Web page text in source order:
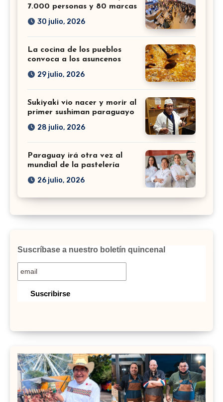
7.000 personas y 80 marcas
30 julio, 2026
La cocina de los pueblos
convoca a los asuncenos
29 julio, 2026
Sukiyaki vio nacer y morir al
primer sushiman paraguayo
28 julio, 2026
Paraguay irá otra vez al
mundial de la pastelería
26 julio, 2026
Suscríbase a nuestro boletín quincenal